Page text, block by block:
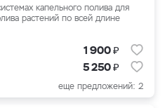
капельного полива для
растений по всей длине
1 900₽
5 250₽
еще предложений: 2